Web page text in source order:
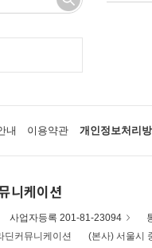
내 이용약관 개인정보처리방
니케이션
사업자등록 201-81-23094
딘커뮤니케이션
(본사) 서울시